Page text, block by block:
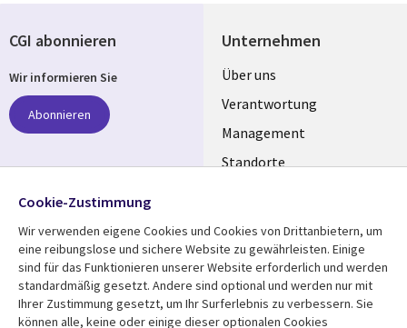
Unternehmen
Useful
links
GERMANY
Über uns
Verantwortung
Management
Standorte
Mediathek Rechtliches
CGI abonnieren
Wir informieren Sie
Abonnieren
Folgen Sie uns
Social
Media
GERMANY
Cookie-Zustimmung
Wir verwenden eigene Cookies und Cookies von Drittanbietern, um
eine reibungslose und sichere Website zu gewährleisten. Einige
sind für das Funktionieren unserer Website erforderlich und werden
standardmäßig gesetzt. Andere sind optional und werden nur mit
Ihrer Zustimmung gesetzt, um Ihr Surferlebnis zu verbessern. Sie
können alle, keine oder einige dieser optionalen Cookies